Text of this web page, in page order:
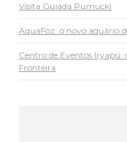
Visita Guiada Pumuckl
AquaFoz: o novo aquário
Centro de Eventos
Fronteira